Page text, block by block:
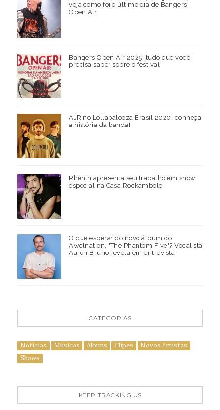
veja como foi o último dia de Bangers
Open Air
Bangers Open Air 2025: tudo que você
precisa saber sobre o festival
AJR no Lollapalooza Brasil 2020: conheça
a história da banda!
Rhenin apresenta seu trabalho em show
especial na Casa Rockambole
O que esperar do novo álbum do
Awolnation, "The Phantom Five"? Vocalista
Aaron Bruno revela em entrevista
CATEGORIAS
Notícias Músicas Álbuns Clipes
Novos Artistas
Shows
KEEP TRACKING US